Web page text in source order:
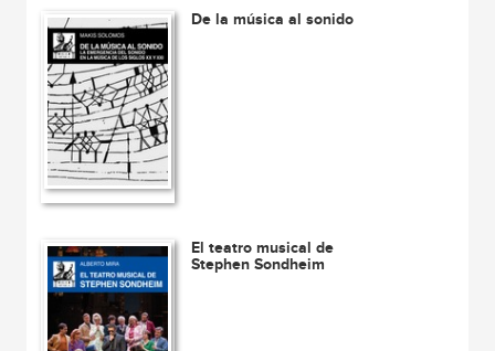
De la música al sonido
El teatro musical de
Stephen Sondheim